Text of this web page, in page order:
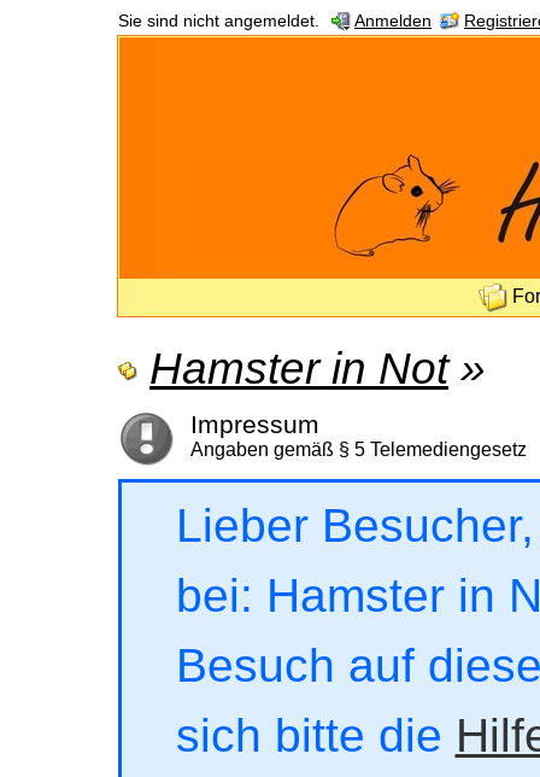
Sie sind nicht angemeldet. Anmelden
Hamster in Not»
Impressum
Angaben gemäß § 5 Telemediengesetz
Lieber
bei: Hamster in
Besuch auf
sich bitte die